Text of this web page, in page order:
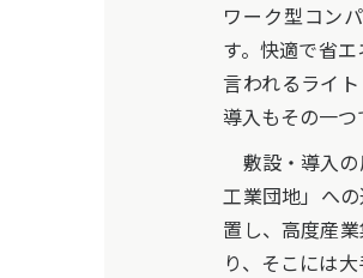
ワーク型コン
す。快適で省
言われるライ
導入もその一つ
敷設・導入の
工業団地」へ
置し、高度産
り、そこには